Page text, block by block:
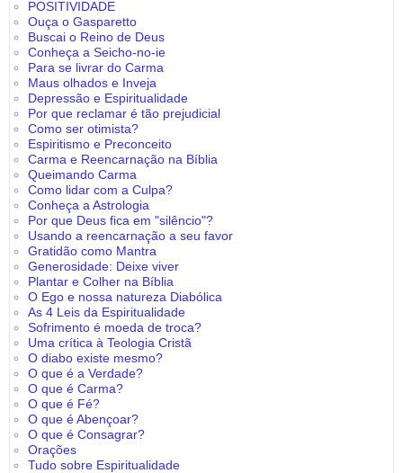
POSITIVIDADE
Ouça o Gasparetto
Buscai o Reino de Deus
Conheça a Seicho-no-ie
Para se livrar do Carma
Maus olhados e Inveja
Depressão e Espiritualidade
Por que reclamar é tão prejudicial
Como ser otimista?
Espiritismo e Preconceito
Carma e Reencarnação na Bíblia
Queimando Carma
Como lidar com a Culpa?
Conheça a Astrologia
Por que Deus fica em "silêncio"?
Usando a reencarnação a seu favor
Gratidão como Mantra
Generosidade: Deixe viver
Plantar e Colher na Bíblia
O Ego e nossa natureza Diabólica
As 4 Leis da Espiritualidade
Sofrimento é moeda de troca?
Uma crítica à Teologia Cristã
O diabo existe mesmo?
O que é a Verdade?
O que é Carma?
O que é Fé?
O que é Abençoar?
O que é Consagrar?
Orações
Tudo sobre Espiritualidade